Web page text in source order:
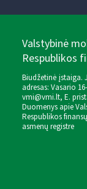
Valstybinė
Respublikos
Biudžetinė įstaiga.
adresas: Vasario
vmi@vmi.lt, E.
Duomenys apie
Respublikos
asmenų registre